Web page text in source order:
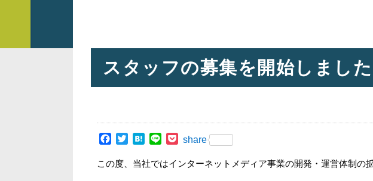
スタッフの募集を開始しました
Facebook
TwitterHatena
Line Pocket
share
この度、当社ではインターネットメディア事業の開発・運営体制の